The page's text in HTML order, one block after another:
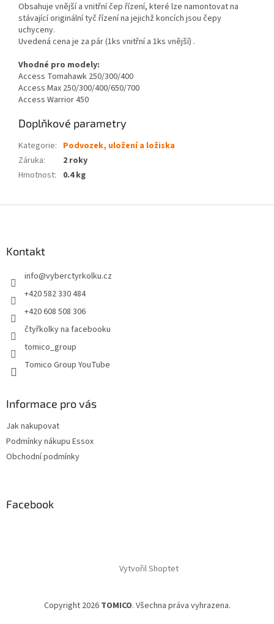
Obsahuje vnější a vnitřní čep řízení, které lze namontovat na
stávající originální tyč řízení na jejichž koncích jsou čepy
uchyceny.
Uvedená cena je za pár (1ks vnitřní a 1ks vnější) .
Vhodné pro modely:
Access Tomahawk 250/300/400
Access Max 250/300/400/650/700
Access Warrior 450
Doplňkové parametry
Kategorie: Podvozek, uložení a ložiska
Záruka:
2 roky
Hmotnost: 0.4 kg
Kontakt
info@vyberctyrkolku.cz
+420 582 330 484
+420 608 508 306
čtyřkolky na facebooku
tomico_group
Tomico Group YouTube
Informace pro vás
Jak nakupovat
Podmínky nákupu Essox
Obchodní podmínky
Facebook
Vytvořil Shoptet
Copyright 2026 TOMICO. Všechna práva vyhrazena.